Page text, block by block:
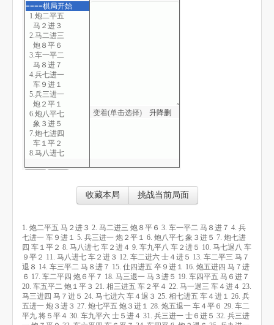
====棋局开始
1.炮二平五
马２进３
2.马二进三
炮８平６
3.车一平二
马８进７
4.兵七进一
车９进１
5.兵三进一
炮２平１
6.炮八平七
象３进５
7.炮七进四
车１平２
8.马八进七
9.车九平八
12.车二进六
士４进５
13.车二平三
马７退８
14.车三平二
马８进７
15.仕四进五
卒９进１
16.炮五进四
马７进６
变着(单击选择) 升降删
收藏本局 挑战当前局面
1. 炮二平五 马２进３ 2. 马二进三 炮８平６ 3. 车一平二 马８进７ 4. 兵
七进一 车９进１ 5. 兵三进一 炮２平１ 6. 炮八平七 象３进５ 7. 炮七进
四 车１平２ 8. 马八进七 车２进４ 9. 车九平八 车２进５ 10. 马七退八 车
９平２ 11. 马八进七 车２进３ 12. 车二进六 士４进５ 13. 车二平三 马７
退８ 14. 车三平二 马８进７ 15. 仕四进五 卒９进１ 16. 炮五进四 马７进
６ 17. 车二平四 炮６平７ 18. 马三退一 马３进５ 19. 车四平五 马６进７
20. 车五平二 炮１平３ 21. 相三进五 车２平４ 22. 马一退三 车４进４ 23.
马三进四 马７进５ 24. 马七进六 车４退３ 25. 相七进五 车４进１ 26. 兵
五进一 炮３进３ 27. 炮七平五 炮３进１ 28. 炮五退一 车４平６ 29. 车二
平九 将５平４ 30. 车九平六 士５进４ 31. 兵三进一 士６进５ 32. 兵三进